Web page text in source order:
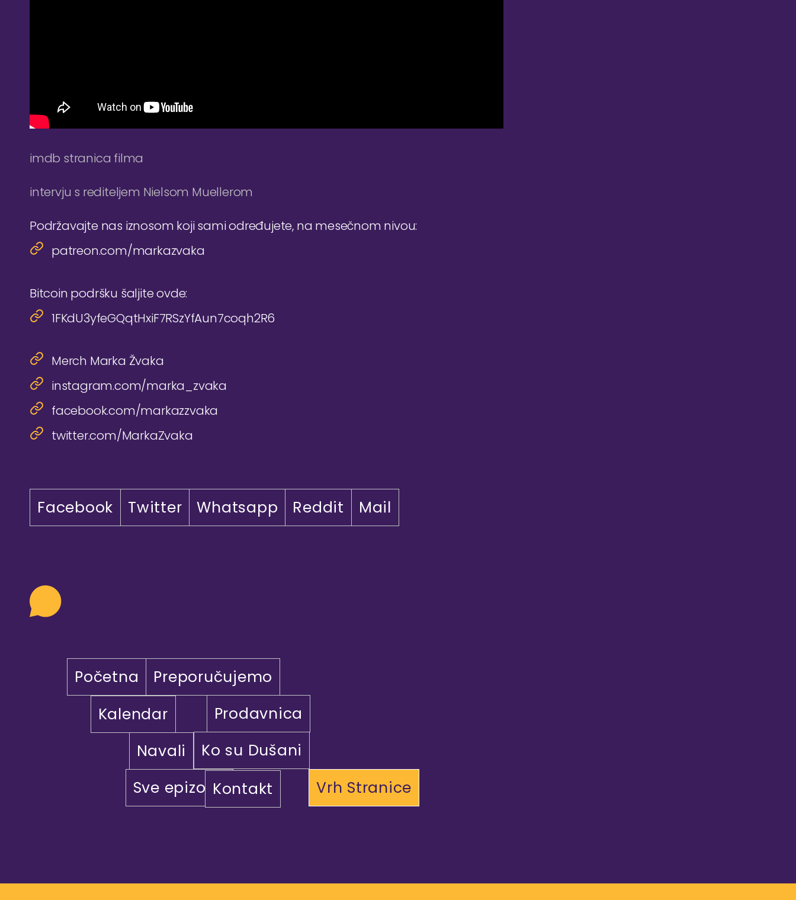
imdb stranica filma
intervju s rediteljem Nielsom Muellerom
Podržavajte nas iznosom koji sami određujete, na mesečnom nivou:
patreon.com/markazvaka
Bitcoin podršku šaljite ovde:
1FKdU3yfeGQqtHxiF7RSzYfAun7coqh2R6
Merch Marka Žvaka
instagram.com/marka_zvaka
facebook.com/markazzvaka
twitter.com/MarkaZvaka
Facebook Twitter Whatsapp Reddit Mail
Početna
Preporučujemo
Kalendar
Prodavnica
Navali
Ko su Dušani
Sve epizodeKontakt Vrh Stranice